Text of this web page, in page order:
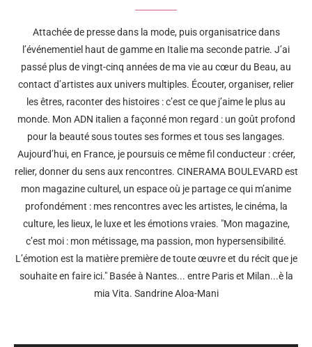
Attachée de presse dans la mode, puis organisatrice dans
l’événementiel haut de gamme en Italie ma seconde patrie. J’ai
passé plus de vingt-cinq années de ma vie au cœur du Beau, au
contact d’artistes aux univers multiples. Écouter, organiser, relier
les êtres, raconter des histoires : c’est ce que j’aime le plus au
monde. Mon ADN italien a façonné mon regard : un goût profond
pour la beauté sous toutes ses formes et tous ses langages.
Aujourd’hui, en France, je poursuis ce même fil conducteur : créer,
relier, donner du sens aux rencontres. CINERAMA BOULEVARD est
mon magazine culturel, un espace où je partage ce qui m’anime
profondément : mes rencontres avec les artistes, le cinéma, la
culture, les lieux, le luxe et les émotions vraies. "Mon magazine,
c’est moi : mon métissage, ma passion, mon hypersensibilité.
L’émotion est la matière première de toute œuvre et du récit que je
souhaite en faire ici." Basée à Nantes... entre Paris et Milan...è la
mia Vita. Sandrine Aloa-Mani